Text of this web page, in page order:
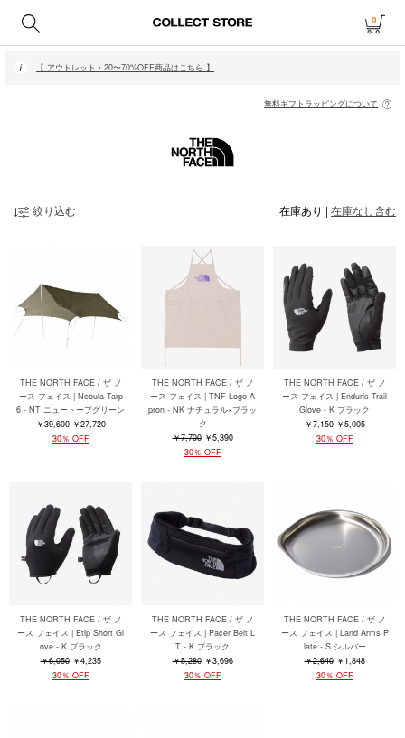
0
【 月〜金14時、土日祝12時までにご注文で当日発送・発送無休 】
【 アウトレット・20〜70%OFF商品はこちら 】
【 月〜金14時、土日祝12時までにご注文で当日発送・発送無休 】
【 アウトレット・20〜70%OFF商品はこちら 】
無料ギフトラッピングについて
在庫あり | 在庫なし含む
絞り込む
THE NORTH FACE / ザ ノ
ース フェイス | Nebula Tarp
6 - NT ニュートープグリーン
￥39,600 ￥27,720
30％ OFF
THE NORTH FACE / ザ ノ
ース フェイス | TNF Logo A
pron - NK ナチュラル×ブラッ
ク
￥7,700 ￥5,390
30％ OFF
THE NORTH FACE / ザ ノ
ース フェイス | Enduris Trail
Glove - K ブラック
￥7,150 ￥5,005
30％ OFF
THE NORTH FACE / ザ ノ
ース フェイス | Etip Short Gl
ove - K ブラック
￥6,050 ￥4,235
30％ OFF
THE NORTH FACE / ザ ノ
ース フェイス | Pacer Belt L
T - K ブラック
￥5,280 ￥3,696
30％ OFF
THE NORTH FACE / ザ ノ
ース フェイス | Land Arms P
late - S シルバー
￥2,640 ￥1,848
30％ OFF